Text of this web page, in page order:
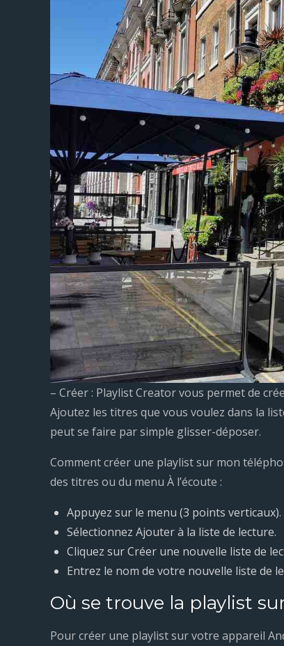
– Créer : Playlist Creator vous permet de
Ajoutez les titres que vous voulez dans la
peut se faire par simple glisser-déposer.
Comment créer une playlist sur mon
des titres ou du menu À l’écoute :
Appuyez sur le menu (3 points verticaux).
Sélectionnez Ajouter à la liste de lecture.
Cliquez sur Créer une nouvelle liste de
Entrez le nom de votre nouvelle liste de
Où se trouve la playlist
Pour créer une playlist sur votre appareil